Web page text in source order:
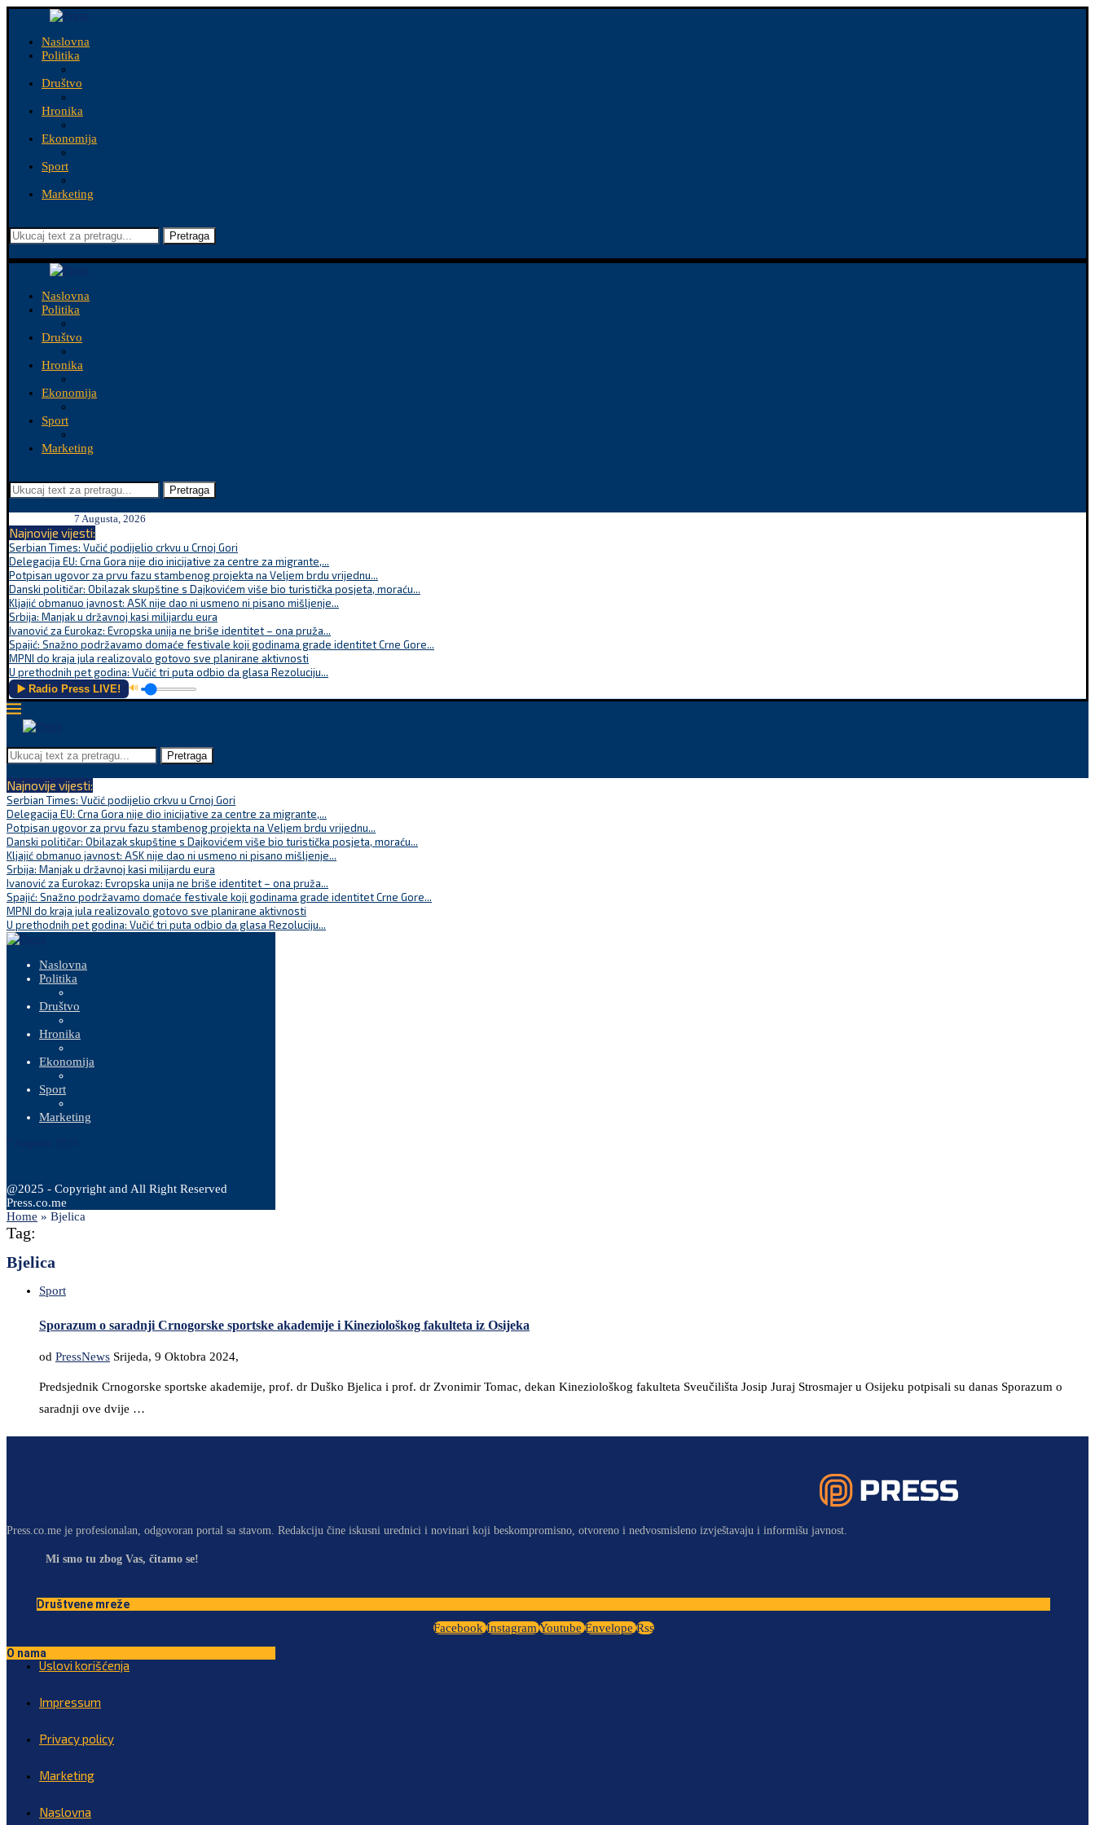
Naslovna
Politika
Društvo
Hronika
Ekonomija
Sport
Marketing
Pretraga
Naslovna
Politika
Društvo
Hronika
Ekonomija
Sport
Marketing
Pretraga
7 Augusta, 2026
Najnovije vijesti:
Serbian Times: Vučić podijelio crkvu u Crnoj Gori
Delegacija EU: Crna Gora nije dio inicijative za centre za migrante,...
Potpisan ugovor za prvu fazu stambenog projekta na Veljem brdu vrijednu...
Danski političar: Obilazak skupštine s Dajkovićem više bio turistička posjeta, moraću...
Kljajić obmanuo javnost: ASK nije dao ni usmeno ni pisano mišljenje...
Srbija: Manjak u državnoj kasi milijardu eura
Ivanović za Eurokaz: Evropska unija ne briše identitet – ona pruža...
Spajić: Snažno podržavamo domaće festivale koji godinama grade identitet Crne Gore...
MPNI do kraja jula realizovalo gotovo sve planirane aktivnosti
U prethodnih pet godina: Vučić tri puta odbio da glasa Rezoluciju...
▶️ Radio Press LIVE! 🔊
Pretraga
Najnovije vijesti:
Serbian Times: Vučić podijelio crkvu u Crnoj Gori
Delegacija EU: Crna Gora nije dio inicijative za centre za migrante,...
Potpisan ugovor za prvu fazu stambenog projekta na Veljem brdu vrijednu...
Danski političar: Obilazak skupštine s Dajkovićem više bio turistička posjeta, moraću...
Kljajić obmanuo javnost: ASK nije dao ni usmeno ni pisano mišljenje...
Srbija: Manjak u državnoj kasi milijardu eura
Ivanović za Eurokaz: Evropska unija ne briše identitet – ona pruža...
Spajić: Snažno podržavamo domaće festivale koji godinama grade identitet Crne Gore...
MPNI do kraja jula realizovalo gotovo sve planirane aktivnosti
U prethodnih pet godina: Vučić tri puta odbio da glasa Rezoluciju...
Naslovna
Politika
Društvo
Hronika
Ekonomija
Sport
Marketing
@2025 - Copyright and All Right Reserved
Press.co.me
Home » Bjelica
Tag:
Bjelica
Sport
Sporazum o saradnji Crnogorske sportske akademije i Kineziološkog fakulteta iz Osijeka
od PressNews Srijeda, 9 Oktobra 2024,
Predsjednik Crnogorske sportske akademije, prof. dr Duško Bjelica i prof. dr Zvonimir Tomac, dekan Kineziološkog fakulteta Sveučilišta Josip Juraj Strosmajer u Osijeku potpisali su danas Sporazum o
saradnji ove dvije …
Press.co.me je profesionalan, odgovoran portal sa stavom. Redakciju čine iskusni urednici i novinari koji beskompromisno, otvoreno i nedvosmisleno izvještavaju i informišu javnost.
Mi smo tu zbog Vas, čitamo se!
Društvene mreže
Facebook Instagram Youtube Envelope Rss
O nama
Uslovi korišćenja
Impressum
Privacy policy
Marketing
Naslovna